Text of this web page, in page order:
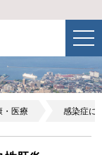
・医療 感染症に